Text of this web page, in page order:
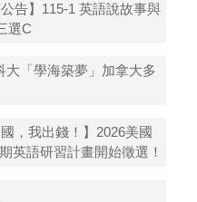
公告】115-1 英語說故事與
選C
大「學海築夢」加拿大多
，我出錢！】2026美國
英語研習計畫開始徵選！